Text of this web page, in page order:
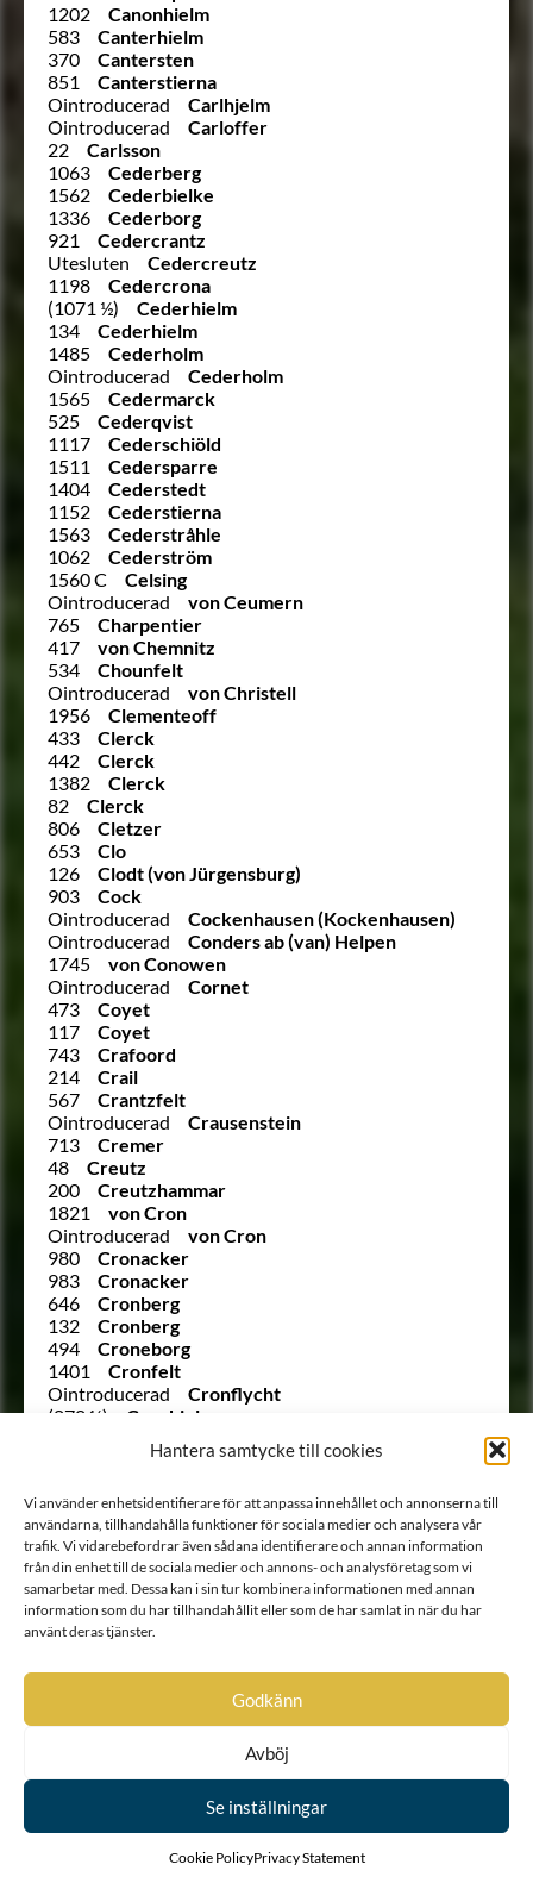
Hantera samtycke till cookies
Vi använder enhetsidentifierare för att anpassa innehållet och annonserna till
användarna, tillhandahålla funktioner för sociala medier och analysera vår
trafik. Vi vidarebefordrar även sådana identifierare och annan information
från din enhet till de sociala medier och annons- och analysföretag som vi
samarbetar med. Dessa kan i sin tur kombinera informationen med annan
information som du har tillhandahållit eller som de har samlat in när du har
använt deras tjänster.
Godkänn
Avböj
Se inställningar
Cookie PolicyPrivacy Statement
1202
Canonhielm
583
Canterhielm
370
Cantersten
851
Canterstierna
Ointroducerad
Carlhjelm
Ointroducerad
Carloffer
22
Carlsson
1063
Cederberg
1562
Cederbielke
1336
Cederborg
921
Cedercrantz
Utesluten
Cedercreutz
1198
Cedercrona
(1071 ½)
Cederhielm
134
Cederhielm
1485
Cederholm
Ointroducerad
Cederholm
1565
Cedermarck
525
Cederqvist
1117
Cederschiöld
1511
Cedersparre
1404
Cederstedt
1152
Cederstierna
1563
Cederstråhle
1062
Cederström
1560 C
Celsing
Ointroducerad
von Ceumern
765
Charpentier
417
von Chemnitz
534
Chounfelt
Ointroducerad
von Christell
1956
Clementeoff
433
Clerck
442
Clerck
1382
Clerck
82
Clerck
806
Cletzer
653
Clo
126
Clodt (von Jürgensburg)
903
Cock
Ointroducerad
Cockenhausen (Kockenhausen)
Ointroducerad
Conders ab (van) Helpen
1745
von Conowen
Ointroducerad
Cornet
473
Coyet
117
Coyet
743
Crafoord
214
Crail
567
Crantzfelt
Ointroducerad
Crausenstein
713
Cremer
48
Creutz
200
Creutzhammar
1821
von Cron
Ointroducerad
von Cron
980
Cronacker
983
Cronacker
646
Cronberg
132
Cronberg
494
Croneborg
1401
Cronfelt
Ointroducerad
Cronflycht
(878 ½)
Cronhielm
Cronhielm
Cronhielm af Flosta
107
Cronhjort
381
Cronlood
748
Cronman
1221
Cronmarck
866
Cronsköld
1104 B
Cronstedt
136
Cronstedt
786
Cronström
Crusebjörn (Kruse)
14
Cruus af Gudhem
von Cräutlein
Dachsberg